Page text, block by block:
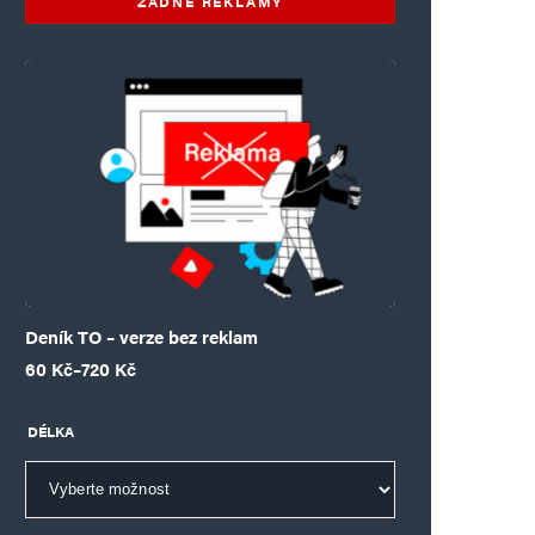
Deník TO – verze bez reklam
60 Kč–720 Kč
Rozpětí cen: 60 Kč až 720 Kč
DÉLKA